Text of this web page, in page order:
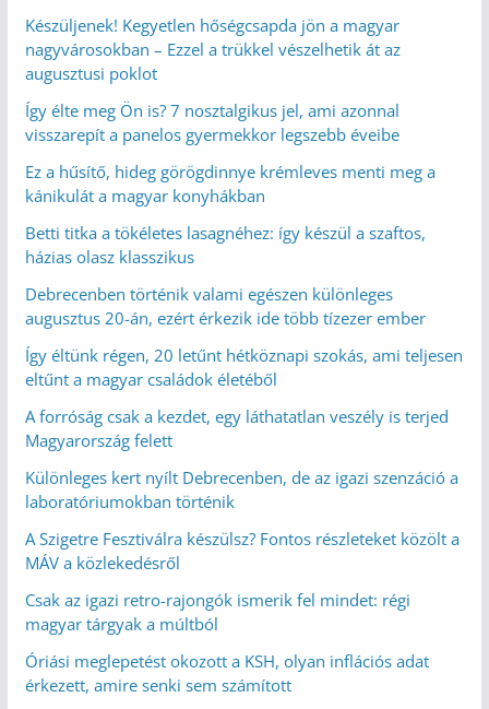
Készüljenek! Kegyetlen hőségcsapda jön a magyar
nagyvárosokban – Ezzel a trükkel vészelhetik át az
augusztusi poklot
Így élte meg Ön is? 7 nosztalgikus jel, ami azonnal
visszarepít a panelos gyermekkor legszebb éveibe
Ez a hűsítő, hideg görögdinnye krémleves menti meg a
kánikulát a magyar konyhákban
Betti titka a tökéletes lasagnéhez: így készül a szaftos,
házias olasz klasszikus
Debrecenben történik valami egészen különleges
augusztus 20-án, ezért érkezik ide több tízezer ember
Így éltünk régen, 20 letűnt hétköznapi szokás, ami teljesen
eltűnt a magyar családok életéből
A forróság csak a kezdet, egy láthatatlan veszély is terjed
Magyarország felett
Különleges kert nyílt Debrecenben, de az igazi szenzáció a
laboratóriumokban történik
A Szigetre Fesztiválra készülsz? Fontos részleteket közölt a
MÁV a közlekedésről
Csak az igazi retro-rajongók ismerik fel mindet: régi
magyar tárgyak a múltból
Óriási meglepetést okozott a KSH, olyan inflációs adat
érkezett, amire senki sem számított